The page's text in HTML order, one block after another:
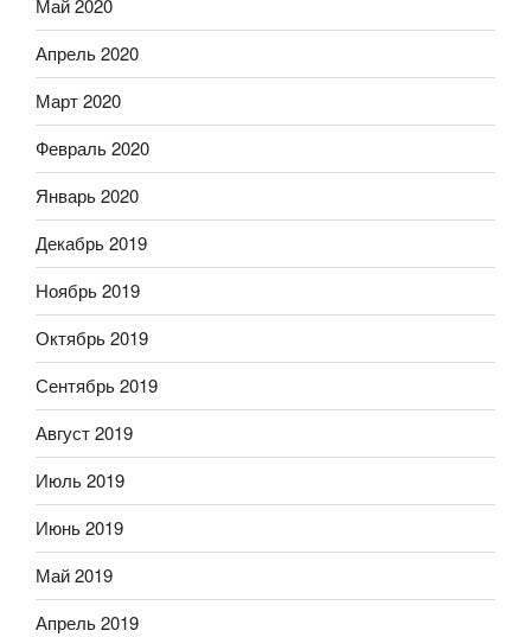
Май 2020
Апрель 2020
Март 2020
Февраль 2020
Январь 2020
Декабрь 2019
Ноябрь 2019
Октябрь 2019
Сентябрь 2019
Август 2019
Июль 2019
Июнь 2019
Май 2019
Апрель 2019